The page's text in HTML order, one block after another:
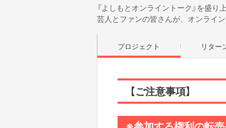
『よしもとオンライントーク』を盛り
芸人とファンの皆さんが、オンライ
プロジェクト リター
【ご注意事項】